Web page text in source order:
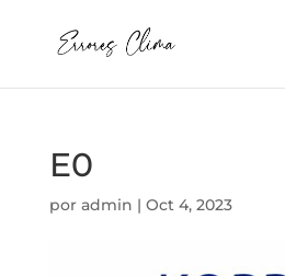
E0
por admin | Oct 4, 2023